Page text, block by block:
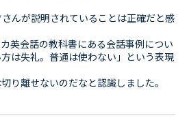
んが説明されていることは正確だと感
英会話の教科書にある会話事例につい
は失礼。普通は使わない」という表現
り離せないのだなと認識しました。